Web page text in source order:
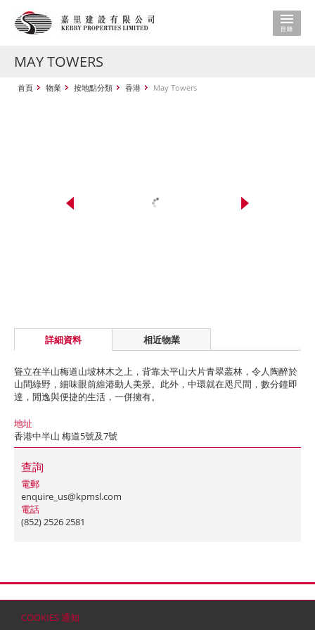
COOKIES 通知
MAY TOWERS
首頁 物業 按地點分類 香港 May Towers
詳細資料 相近物業
聳立在半山梅道山坡林木之上，背靠太平山大片青翠叢林，令人陶醉於
山間綠野，細味眼前維港動人美景。此外，中環就在咫尺間，數分鐘即
達，閒逸與便捷的生活，一併擁有。
地址
香港中半山 梅道5號及7號
查詢
電郵
enquire_us@kpmsl.com
電話
(852) 2526 2581
© 2026 嘉里建設有限公司 (於百慕達註冊成立之有限公司)